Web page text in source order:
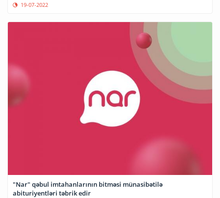
19-07-2022
"Nar" qəbul imtahanlarının bitməsi münasibətilə
abituriyentləri təbrik edir